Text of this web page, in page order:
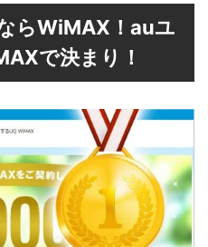
らWiMAX！auユ
で決まり！